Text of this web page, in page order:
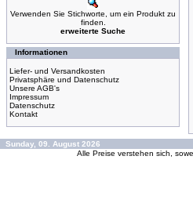
Verwenden Sie Stichworte, um ein Produkt zu
finden.
erweiterte Suche
Informationen
Liefer- und Versandkosten
Privatsphäre und Datenschutz
Unsere AGB's
Impressum
Datenschutz
Kontakt
Sunday, 09. August 2026
Alle Preise verstehen sich,